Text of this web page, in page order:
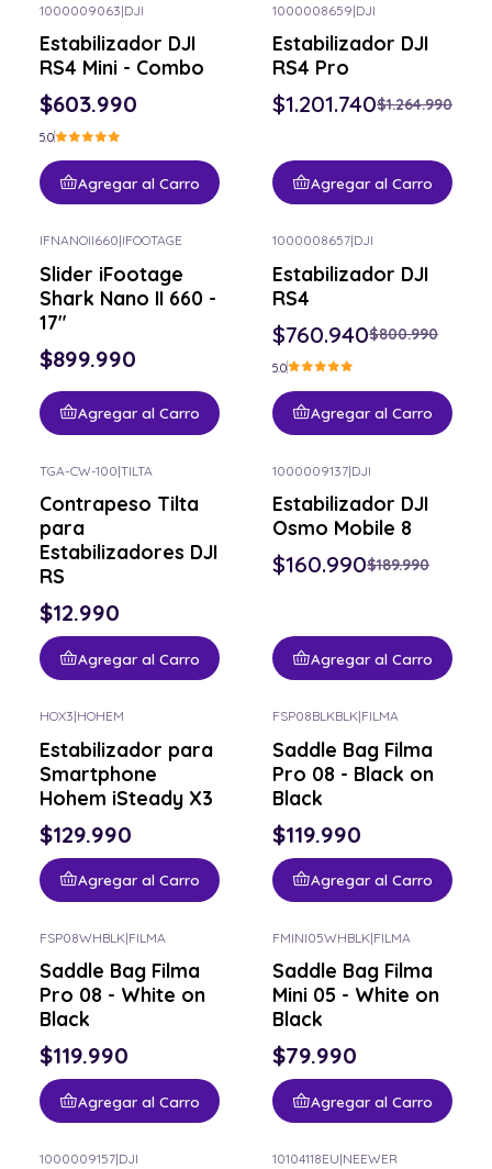
1000009063|DJI
Estabilizador DJI
RS4 Mini - Combo
$603.990
5.0
Agregar al Carro
1000008659|DJI
Estabilizador DJI
RS4 Pro
$1.201.740$1.264.990
Agregar al Carro
IFNANOII660|IFOOTAGE
Slider iFootage
Shark Nano II 660 -
17"
$899.990
Agregar al Carro
1000008657|DJI
Estabilizador DJI
RS4
$760.940$800.990
5.0
Agregar al Carro
TGA-CW-100|TILTA
Contrapeso Tilta
para
Estabilizadores DJI
RS
$12.990
Agregar al Carro
1000009137|DJI
Estabilizador DJI
Osmo Mobile 8
$160.990$189.990
Agregar al Carro
HOX3|HOHEM
Estabilizador para
Smartphone
Hohem iSteady X3
$129.990
Agregar al Carro
FSP08BLKBLK|FILMA
Saddle Bag Filma
Pro 08 - Black on
Black
$119.990
Agregar al Carro
FSP08WHBLK|FILMA
Saddle Bag Filma
Pro 08 - White on
Black
$119.990
Agregar al Carro
FMINI05WHBLK|FILMA
Saddle Bag Filma
Mini 05 - White on
Black
$79.990
Agregar al Carro
1000009157|DJI 10104118EU|NEEWER